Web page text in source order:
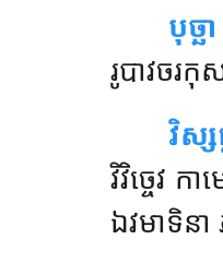
បុច្ឆ
រូបាវចរ
វិស្ស
វិវិច្ចេវ
ឯវមាទិនា